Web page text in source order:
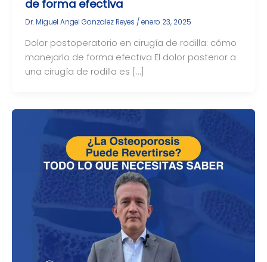
de forma efectiva
Dr. Miguel Angel Gonzalez Reyes / enero 23, 2025
Dolor postoperatorio en cirugía de rodilla: cómo
manejarlo de forma efectiva El dolor posterior a
una cirugía de rodilla es […]